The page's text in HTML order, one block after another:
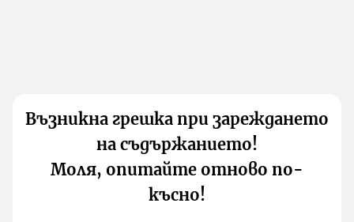
Възникна грешка при зареждането
на съдържанието!
Моля, опитайте отново по-
късно!